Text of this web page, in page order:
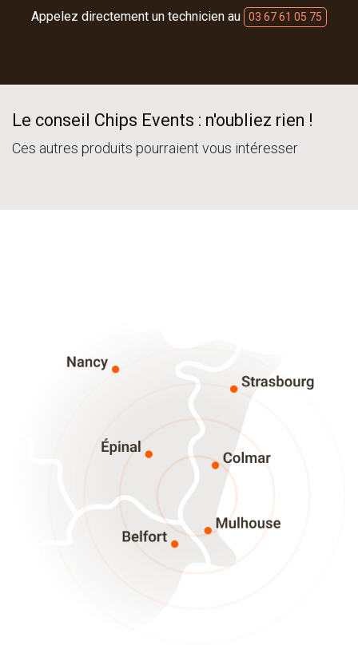
Appelez directement un technicien au 03 67 61 05 75
Le conseil Chips Events : n'oubliez rien !
Ces autres produits pourraient vous intéresser